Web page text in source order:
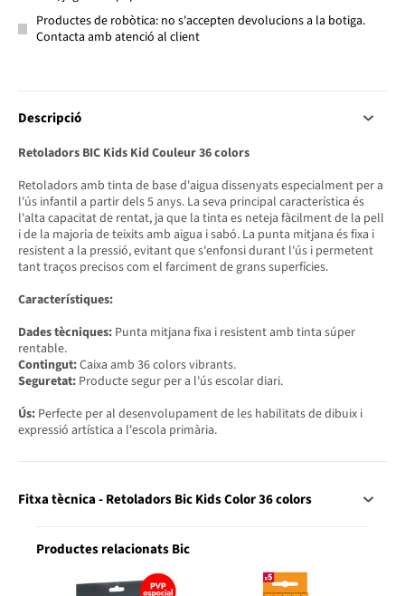
Productes de robòtica: no s'accepten devolucions a la botiga.
Contacta amb atenció al client
Descripció
Retoladors BIC Kids Kid Couleur 36 colors
Retoladors amb tinta de base d'aigua dissenyats especialment per a
l'ús infantil a partir dels 5 anys. La seva principal característica és
l'alta capacitat de rentat, ja que la tinta es neteja fàcilment de la pell
i de la majoria de teixits amb aigua i sabó. La punta mitjana és fixa i
resistent a la pressió, evitant que s'enfonsi durant l'ús i permetent
tant traços precisos com el farciment de grans superfícies.
Característiques:
Dades tècniques: Punta mitjana fixa i resistent amb tinta súper
rentable.
Contingut:Caixa amb 36 colors vibrants.
Seguretat: Producte segur per a l'ús escolar diari.
Ús: Perfecte per al desenvolupament de les habilitats de dibuix i
expressió artística a l'escola primària.
Fitxa tècnica - Retoladors Bic Kids Color 36 colors
Productes relacionats Bic